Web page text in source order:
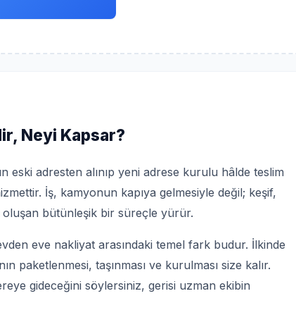
Neyi Kapsar?
eski adresten alınıp yeni adrese kurulu hâlde teslim
İş, kamyonun kapıya gelmesiyle değil; keşif,
oluşan bütünleşik bir süreçle yürür.
eve nakliyat arasındaki temel fark budur. İlkinde
paketlenmesi, taşınması ve kurulması size kalır.
gideceğini söylersiniz, gerisi uzman ekibin